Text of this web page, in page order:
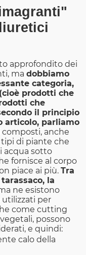
approfondito dei
ma dobbiamo
categoria,
prodotti che
che
il principio
articolo, parliamo
composti, anche
di piante che
acqua sotto
fornisce al corpo
piace ai più. Tra
la
ne esistono
per
come cutting
possono
e quindi:
calo della